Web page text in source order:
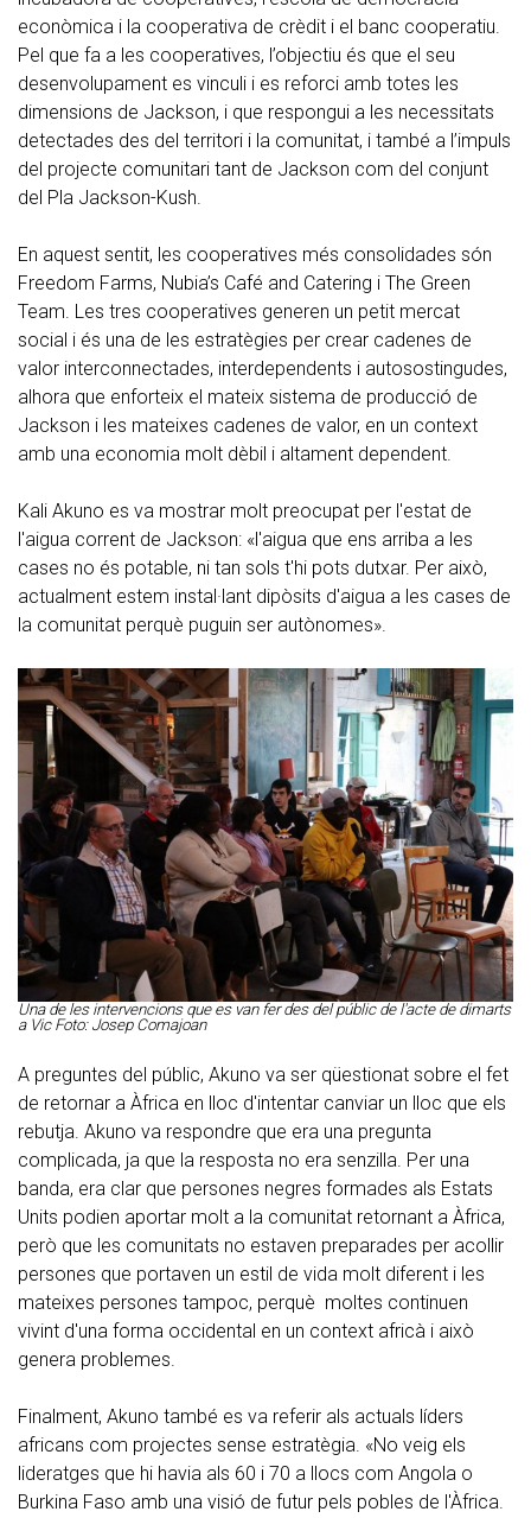
econòmica i la cooperativa de crèdit i el banc cooperatiu.
Pel que fa a les cooperatives, l’objectiu és que el seu
desenvolupament es vinculi i es reforci amb totes les
dimensions de Jackson, i que respongui a les necessitats
detectades des del territori i la comunitat, i també a l’impuls
del projecte comunitari tant de Jackson com del conjunt
del Pla Jackson-Kush.
En aquest sentit, les cooperatives més consolidades són
Freedom Farms, Nubia’s Café and Catering i The Green
Team. Les tres cooperatives generen un petit mercat
social i és una de les estratègies per crear cadenes de
valor interconnectades, interdependents i autosostingudes,
alhora que enforteix el mateix sistema de producció de
Jackson i les mateixes cadenes de valor, en un context
amb una economia molt dèbil i altament dependent.
Kali Akuno es va mostrar molt preocupat per l'estat de
l'aigua corrent de Jackson: «l'aigua que ens arriba a les
cases no és potable, ni tan sols t'hi pots dutxar. Per això,
actualment estem instal·lant dipòsits d'aigua a les cases de
la comunitat perquè puguin ser autònomes».
Una de les intervencions que es van fer des del públic de l'acte de dimarts
a Vic Foto: Josep Comajoan
A preguntes del públic, Akuno va ser qüestionat sobre el fet
de retornar a Àfrica en lloc d'intentar canviar un lloc que els
rebutja. Akuno va respondre que era una pregunta
complicada, ja que la resposta no era senzilla. Per una
banda, era clar que persones negres formades als Estats
Units podien aportar molt a la comunitat retornant a Àfrica,
però que les comunitats no estaven preparades per acollir
persones que portaven un estil de vida molt diferent i les
mateixes persones tampoc, perquè moltes continuen
vivint d'una forma occidental en un context africà i això
genera problemes.
Finalment, Akuno també es va referir als actuals líders
africans com projectes sense estratègia. «No veig els
lideratges que hi havia als 60 i 70 a llocs com Angola o
Burkina Faso amb una visió de futur pels pobles de l'Àfrica.